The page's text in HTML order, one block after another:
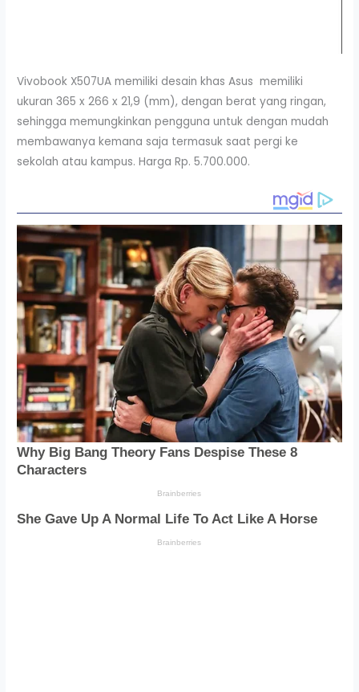
Vivobook X507UA memiliki desain khas Asus memiliki
ukuran 365 x 266 x 21,9 (mm), dengan berat yang ringan,
sehingga memungkinkan pengguna untuk dengan mudah
membawanya kemana saja termasuk saat pergi ke
sekolah atau kampus. Harga Rp. 5.700.000.